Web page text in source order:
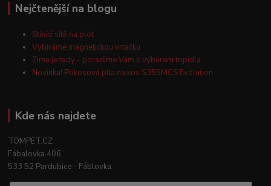
Nejčtenější na blogu
Stínící sítě na plot
Vybíráme magnetickou vrtačku
Zima je tady - poradíme Vám s výběrem topidla
Novinka! Pokosová pila na kov S355MCS Evolution
Kde nás najdete
TOMPET.CZ
Fábalovka 406
533 52 Pardubice - Fáblovka